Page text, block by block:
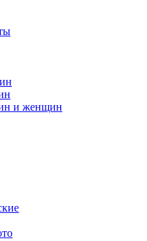
и женщин